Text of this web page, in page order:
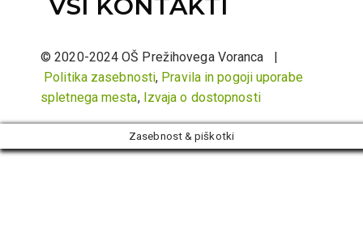
VSI KONTAKTI
© 2020-2024 OŠ Prežihovega Voranca |
Politika zasebnosti, Pravila in pogoji uporabe
spletnega mesta, Izvaja o dostopnosti
Zasebnost & piškotki